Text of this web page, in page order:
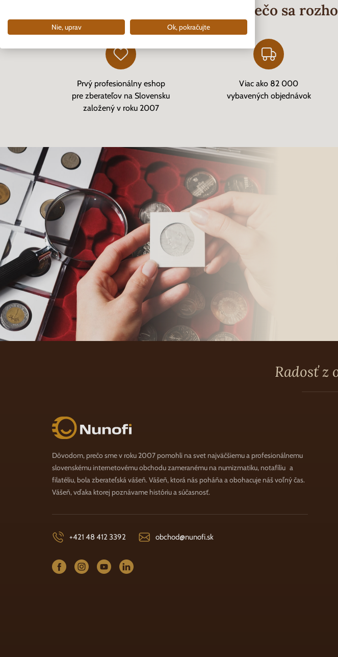
Prečo sa
Prvý profesionálny eshop
pre zberateľov na Slovensku
založený v roku 2007
Viac ako 82 000
vybavených objednávok
Radosť z
Nunofi.sk
Dôvodom, prečo sme v roku 2007 pomohli na svet najväčšiemu a profesionálnemu
slovenskému internetovému obchodu zameranému na numizmatiku, notafíliu a
filatéliu, bola zberateľská vášeň. Vášeň, ktorá nás poháňa a obohacuje náš voľný čas.
Vášeň, vďaka ktorej poznávame históriu a súčasnosť.
+421 48 412 3392 obchod@nunofi.sk
Nie, uprav Ok, pokračujte